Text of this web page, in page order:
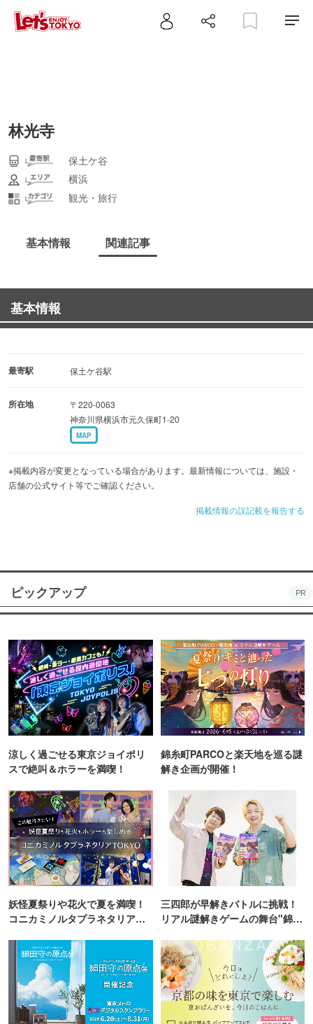
林光寺
保土ケ谷
横浜
観光・旅行
基本情報 関連記事
基本情報
最寄駅 保土ケ谷駅
所在地
〒220-0063
神奈川県横浜市元久保町1-20
MAP
※掲載内容が変更となっている場合があります。最新情報については、施設・
店舗の公式サイト等でご確認ください。
掲載情報の誤記載を報告する
ピックアップ PR
涼しく過ごせる東京ジョイポリ
スで絶叫＆ホラーを満喫！
錦糸町PARCOと楽天地を巡る謎
解き企画が開催！
妖怪夏祭りや花火で夏を満喫！
コニカミノルタプラネタリア
三四郎が早解きバトルに挑戦！
リアル謎解きゲームの舞台"錦糸